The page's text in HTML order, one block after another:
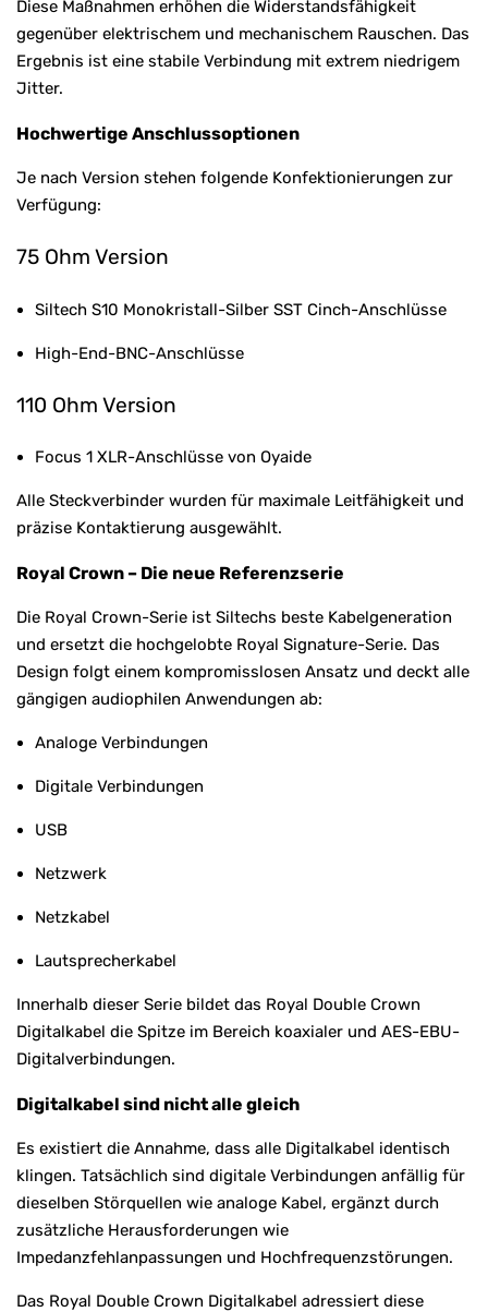
Diese Maßnahmen erhöhen die Widerstandsfähigkeit
gegenüber elektrischem und mechanischem Rauschen. Das
Ergebnis ist eine stabile Verbindung mit extrem niedrigem
Jitter.
Hochwertige Anschlussoptionen
Je nach Version stehen folgende Konfektionierungen zur
Verfügung:
75 Ohm Version
Siltech S10 Monokristall-Silber SST Cinch-Anschlüsse
High-End-BNC-Anschlüsse
110 Ohm Version
Focus 1 XLR-Anschlüsse von Oyaide
Alle Steckverbinder wurden für maximale Leitfähigkeit und
präzise Kontaktierung ausgewählt.
Royal Crown – Die neue Referenzserie
Die Royal Crown-Serie ist Siltechs beste Kabelgeneration
und ersetzt die hochgelobte Royal Signature-Serie. Das
Design folgt einem kompromisslosen Ansatz und deckt alle
gängigen audiophilen Anwendungen ab:
Analoge Verbindungen
Digitale Verbindungen
USB
Netzwerk
Netzkabel
Lautsprecherkabel
Innerhalb dieser Serie bildet das Royal Double Crown
Digitalkabel die Spitze im Bereich koaxialer und AES-EBU-
Digitalverbindungen.
Digitalkabel sind nicht alle gleich
Es existiert die Annahme, dass alle Digitalkabel identisch
klingen. Tatsächlich sind digitale Verbindungen anfällig für
dieselben Störquellen wie analoge Kabel, ergänzt durch
zusätzliche Herausforderungen wie
Impedanzfehlanpassungen und Hochfrequenzstörungen.
Das Royal Double Crown Digitalkabel adressiert diese